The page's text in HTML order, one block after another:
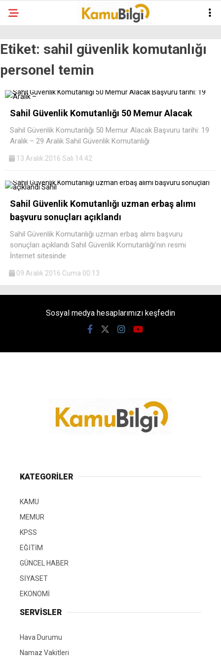
Etiket: sahil güvenlik komutanlığı
personel temin
Sahil Güvenlik Komutanlığı 50 Memur Alacak
Sahil Güvenlik Komutanlığı 50 Memur Alacak Başvuru tarihi: 19
Aralık – 29 Aralık Sahil Güvenlik Komutanlığı
13 Aralık 2016 Salı 14:42
Sahil Güvenlik Komutanlığı uzman erbaş alımı
başvuru sonuçları açıklandı
Sahil Güvenlik Komutanlığı uzman erbaş alımı başvuru
sonuçları açıklandı Sahil Güvenlik Komutanlığı’nın resmi
İnternet sitesinde
09 Aralık 2016 Cuma 00:13
Sosyal medya hesaplarımızı keşfedin
KATEGORİLER
KAMU
MEMUR
KPSS
EĞİTİM
GÜNCEL HABER
SİYASET
EKONOMİ
SERVİSLER
Hava Durumu
Namaz Vakitleri